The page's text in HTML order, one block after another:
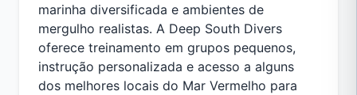
marinha diversificada e ambientes de
mergulho realistas. A Deep South Divers
oferece treinamento em grupos pequenos,
instrução personalizada e acesso a alguns
dos melhores locais do Mar Vermelho para